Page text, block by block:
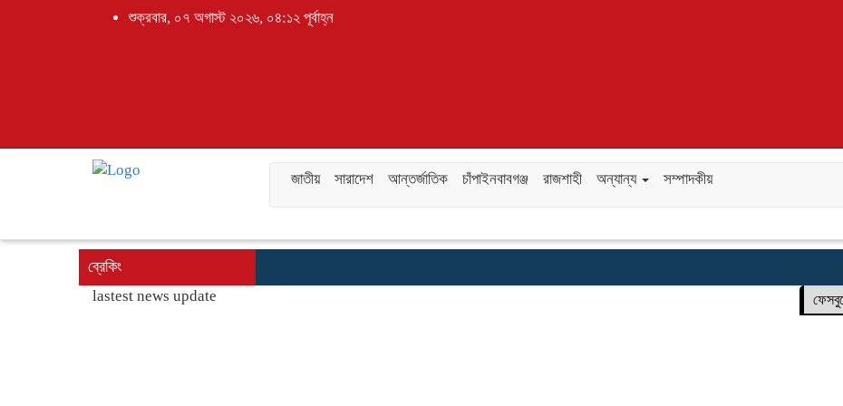
শুক্রবার, ০৭ অগাস্ট ২০২৬, ০৪:১২ পূর্বাহ্ন
জাতীয় সারাদেশ আন্তর্জাতিক চাঁপাইনবাবগঞ্জ রাজশাহী অন্যান্য সম্পাদকীয়
ব্রেকিং
lastest news update